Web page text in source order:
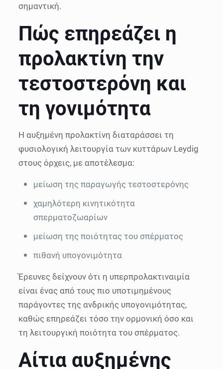
σημαντική.
Πώς επηρεάζει η
προλακτίνη την
τεστοστερόνη και
τη γονιμότητα
Η αυξημένη προλακτίνη διαταράσσει τη
φυσιολογική λειτουργία των κυττάρων Leydig
στους όρχεις, με αποτέλεσμα:
μείωση της παραγωγής τεστοστερόνης
χαμηλότερη κινητικότητα
σπερματοζωαρίων
μείωση της ποιότητας του σπέρματος
πιθανή υπογονιμότητα
Έρευνες δείχνουν ότι η υπερπρολακτιναιμία
είναι ένας από τους πιο υποτιμημένους
παράγοντες της ανδρικής υπογονιμότητας,
καθώς επηρεάζει τόσο την ορμονική όσο και
τη λειτουργική ποιότητα του σπέρματος.
Αίτια αυξημένης